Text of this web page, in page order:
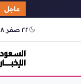
عاجلالمجلس
٢٢ صفر ١٤٤٨ هـ